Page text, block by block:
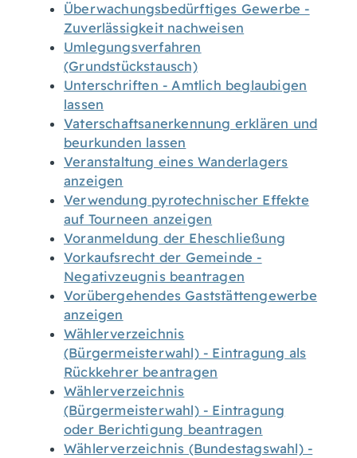
Überwachungsbedürftiges Gewerbe -
Zuverlässigkeit nachweisen
Umlegungsverfahren
(Grundstückstausch)
Unterschriften - Amtlich beglaubigen
lassen
Vaterschaftsanerkennung erklären und
beurkunden lassen
Veranstaltung eines Wanderlagers
anzeigen
Verwendung pyrotechnischer Effekte
auf Tourneen anzeigen
Voranmeldung der Eheschließung
Vorkaufsrecht der Gemeinde -
Negativzeugnis beantragen
Vorübergehendes Gaststättengewerbe
anzeigen
Wählerverzeichnis
(Bürgermeisterwahl) - Eintragung als
Rückkehrer beantragen
Wählerverzeichnis
(Bürgermeisterwahl) - Eintragung
oder Berichtigung beantragen
Wählerverzeichnis (Bundestagswahl) -